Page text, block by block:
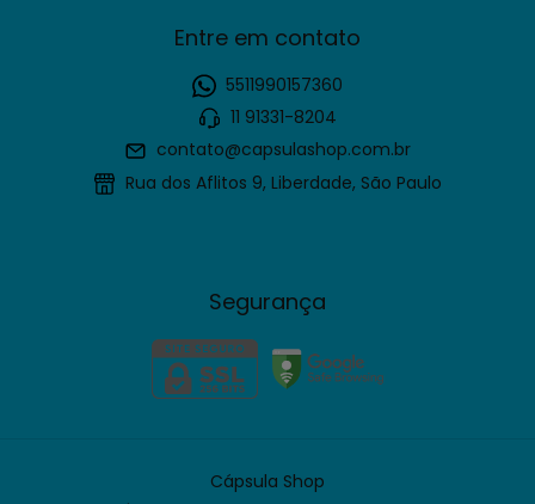
Entre em contato
5511990157360
11 91331-8204
contato@capsulashop.com.br
Rua dos Aflitos 9, Liberdade, São Paulo
Segurança
Cápsula Shop